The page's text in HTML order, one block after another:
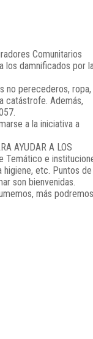
Comunitarios
los damnificados por
no perecederos, ropa,
catástrofe. Además,
a la iniciativa a